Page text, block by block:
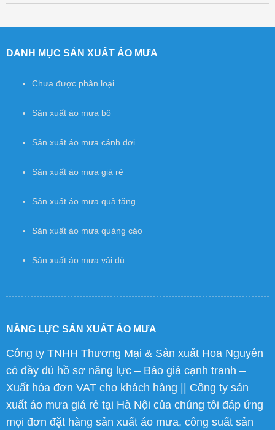
DANH MỤC SẢN XUẤT ÁO MƯA
Chưa được phân loại
Sản xuất áo mưa bộ
Sản xuất áo mưa cánh dơi
Sản xuất áo mưa giá rẻ
Sản xuất áo mưa quà tặng
Sản xuất áo mưa quảng cáo
Sản xuất áo mưa vải dù
NĂNG LỰC SẢN XUẤT ÁO MƯA
Công ty TNHH Thương Mại & Sản xuất Hoa Nguyên
có đầy đủ hồ sơ năng lực – Báo giá cạnh tranh –
Xuất hóa đơn VAT cho khách hàng || Công ty sản
xuất áo mưa giá rẻ tại Hà Nội của chúng tôi đáp ứng
mọi đơn đặt hàng sản xuất áo mưa, công suất sản
Post navigation